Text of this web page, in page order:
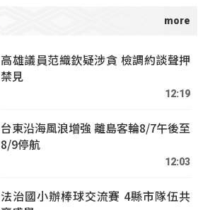
高雄議員范織欽疑涉貪 檢調約談聲押
禁見
12:19
台東沿海風浪增強 離島客輪8/7午後至
8/9停航
12:03
法治國小辦棒球交流賽 4縣市隊伍共